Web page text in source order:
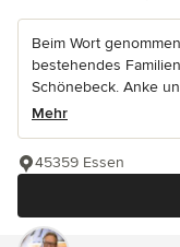
Beim Wort
bestehendes
Schönebeck. Anke
Mehr
45359 Essen